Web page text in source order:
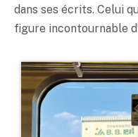
dans ses écrits. Celui
figure incontournable